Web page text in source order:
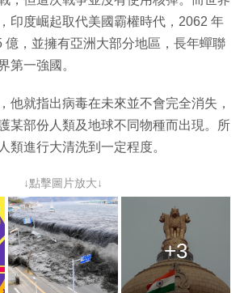
印度崛起取代美國霸權時代，2062 年
億，並擁有亞洲大部分地區，長年蟬聯
第一強國。
他就指出病毒在未來並不會完全消失，
某部份人類及地球不同物種而出現。所
類進行大清洗到一定程度。
↓點擊圖片放大↓
+3